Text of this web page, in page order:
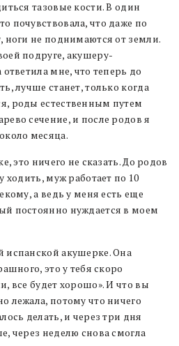
тазовые кости. В один
почувствовала, что даже по
ноги не поднимаются от земли.
подруге, акушеру-
мне, что теперь до
лучше станет, только когда
роды естественным путем
сечение, и после родов я
месяца.
это ничего не сказать. До родов
ходить, муж работает по 10
а ведь у меня есть еще
постоянно нуждается в моем
испанской акушерке. Она
это у тебя скоро
все будет хорошо». И что вы
лежала, потому что ничего
делать, и через три дня
через неделю снова смогла